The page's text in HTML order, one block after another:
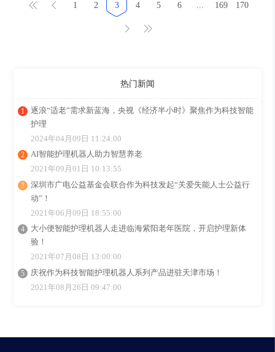
1 2 3 4 5 6 ... 169 170
热门新闻
逐浪“适老”需求新蓝海，央视《经济半小时》聚焦作为科技智能
护理
2024年04月09日 11:24:00
AI智能护理机器人助力智慧养老
2021年09月01日 10:13:55
深圳市广电公益基金会联合作为科技发起“关爱失能人士公益行
动”！
2021年06月09日 18:55:00
大小便智能护理机器人走进临海紫阳老年医院，开启护理新体
验！
2021年07月08日 13:00:00
庆祝作为科技智能护理机器人系列产品进驻天津市场！
2021年08月26日 09:47:00